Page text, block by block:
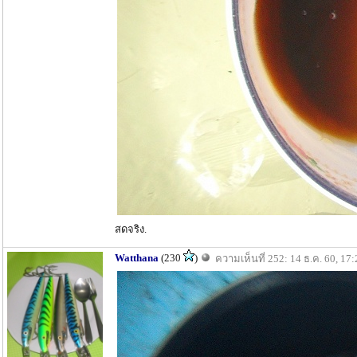
สดจริง.
Watthana (230 ) ความเห็นที่ 252: 14 ธ.ค. 60,